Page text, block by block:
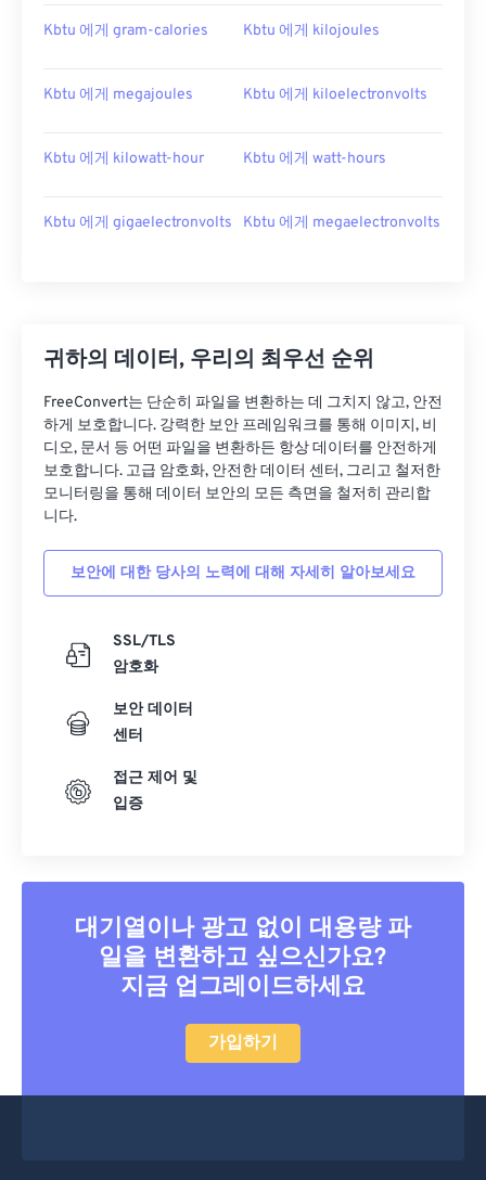
Kbtu 에게 gram-calories Kbtu 에게 kilojoules
Kbtu 에게 megajoules Kbtu 에게 kiloelectronvolts
Kbtu 에게 kilowatt-hour Kbtu 에게 watt-hours
Kbtu 에게 gigaelectronvolts Kbtu 에게 megaelectronvolts
귀하의 데이터, 우리의 최우선 순위
FreeConvert는 단순히 파일을 변환하는 데 그치지 않고, 안전
하게 보호합니다. 강력한 보안 프레임워크를 통해 이미지, 비
디오, 문서 등 어떤 파일을 변환하든 항상 데이터를 안전하게
보호합니다. 고급 암호화, 안전한 데이터 센터, 그리고 철저한
모니터링을 통해 데이터 보안의 모든 측면을 철저히 관리합
니다.
보안에 대한 당사의 노력에 대해 자세히 알아보세요
SSL/TLS
암호화
보안 데이터
센터
접근 제어 및
입증
대기열이나 광고 없이 대용량 파
일을 변환하고 싶으신가요?
지금 업그레이드하세요
가입하기